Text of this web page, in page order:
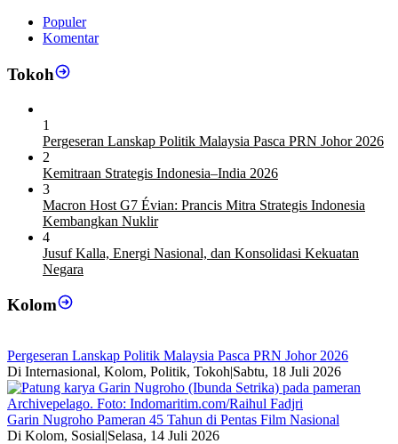
Populer
Komentar
Tokoh
1
Pergeseran Lanskap Politik Malaysia Pasca PRN Johor 2026
2
Kemitraan Strategis Indonesia–India 2026
3
Macron Host G7 Évian: Prancis Mitra Strategis Indonesia
Kembangkan Nuklir
4
Jusuf Kalla, Energi Nasional, dan Konsolidasi Kekuatan
Negara
Kolom
Pergeseran Lanskap Politik Malaysia Pasca PRN Johor 2026
Di Internasional, Kolom, Politik, Tokoh|Sabtu, 18 Juli 2026
Garin Nugroho Pameran 45 Tahun di Pentas Film Nasional
Di Kolom, Sosial|Selasa, 14 Juli 2026